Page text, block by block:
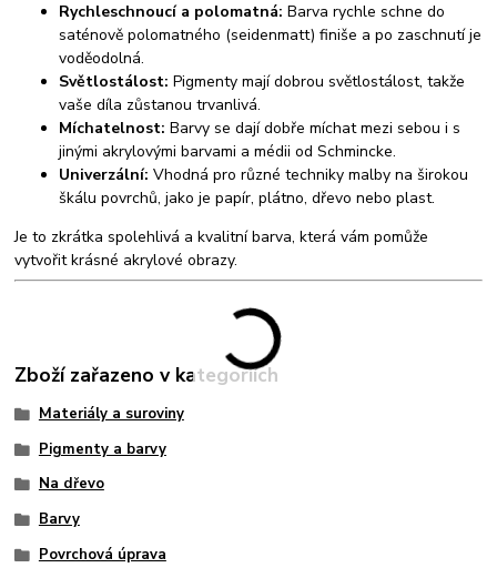
Rychleschnoucí a polomatná: Barva rychle schne do
saténově polomatného (seidenmatt) finiše a po zaschnutí je
voděodolná.
Světlostálost: Pigmenty mají dobrou světlostálost, takže
vaše díla zůstanou trvanlivá.
Míchatelnost: Barvy se dají dobře míchat mezi sebou i s
jinými akrylovými barvami a médii od Schmincke.
Univerzální: Vhodná pro různé techniky malby na širokou
škálu povrchů, jako je papír, plátno, dřevo nebo plast.
Je to zkrátka spolehlivá a kvalitní barva, která vám pomůže
vytvořit krásné akrylové obrazy.
Zboží zařazeno v kategoriích
Materiály a suroviny
Pigmenty a barvy
Na dřevo
Barvy
Povrchová úprava